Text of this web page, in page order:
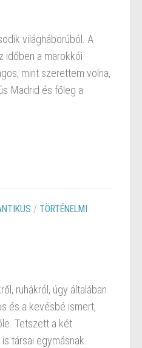
világháborúból. A
időben a marokkói
mint szerettem volna,
Madrid és főleg a
/ TÖRTÉNELMI
ruhákról, úgy általában
és a kevésbé ismert,
Tetszett a két
társai egymásnak.